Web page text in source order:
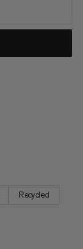
Recycled